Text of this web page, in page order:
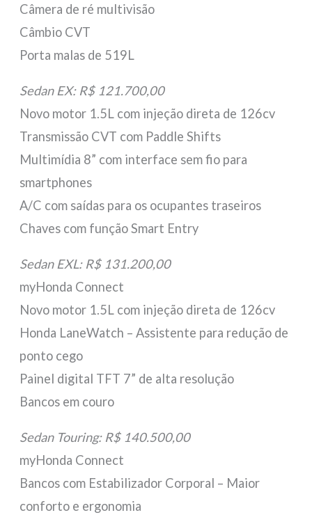
Câmera de ré multivisão
Câmbio CVT
Porta malas de 519L
Sedan EX: R$ 121.700,00
Novo motor 1.5L com injeção direta de 126cv
Transmissão CVT com Paddle Shifts
Multimídia 8” com interface sem fio para
smartphones
A/C com saídas para os ocupantes traseiros
Chaves com função Smart Entry
Sedan EXL: R$ 131.200,00
myHonda Connect
Novo motor 1.5L com injeção direta de 126cv
Honda LaneWatch – Assistente para redução de
ponto cego
Painel digital TFT 7” de alta resolução
Bancos em couro
Sedan Touring: R$ 140.500,00
myHonda Connect
Bancos com Estabilizador Corporal – Maior
conforto e ergonomia